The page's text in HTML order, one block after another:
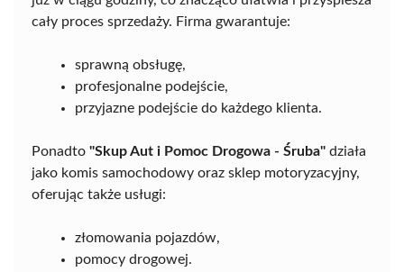
cały proces sprzedaży. Firma gwarantuje:
sprawną obsługę,
profesjonalne podejście,
przyjazne podejście do każdego klienta.
Ponadto "Skup Aut i Pomoc Drogowa - Śruba" działa
jako komis samochodowy oraz sklep motoryzacyjny,
oferując także usługi:
złomowania pojazdów,
pomocy drogowej.